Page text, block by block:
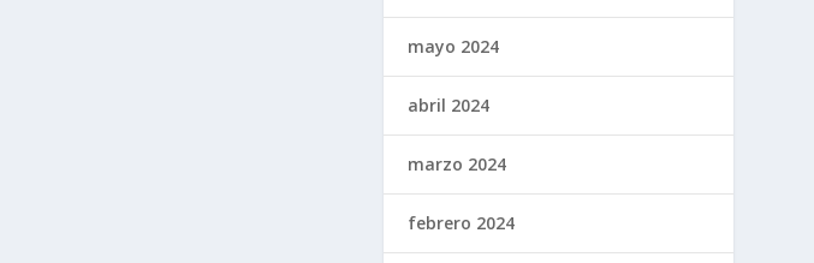
mayo 2024
abril 2024
marzo 2024
febrero 2024